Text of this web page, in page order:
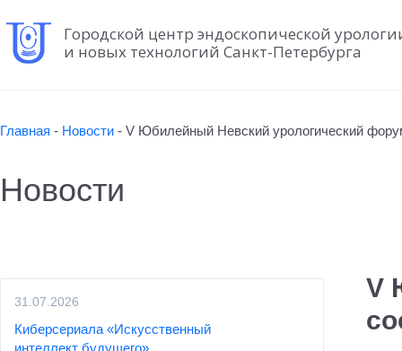
Городской центр эндоскопической
и новых технологий Санкт-Петербурга
Главная - Новости - V Юбилейный Невский урологический
Новости
31.07.2026
Киберсериала «Искусственный
интеллект будущего»
V